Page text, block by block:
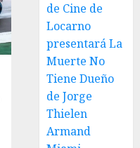
de Cine de
Locarno
presentará La
Muerte No
Tiene Dueño
de Jorge
Thielen
Armand